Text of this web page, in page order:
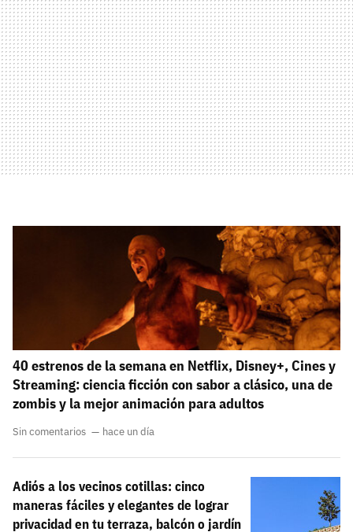
40 estrenos de la semana en Netflix, Disney+, Cines y
Streaming: ciencia ficción con sabor a clásico, una de
zombis y la mejor animación para adultos
Sin comentarios hace un día
Adiós a los vecinos cotillas: cinco
maneras fáciles y elegantes de lograr
privacidad en tu terraza, balcón o jardín